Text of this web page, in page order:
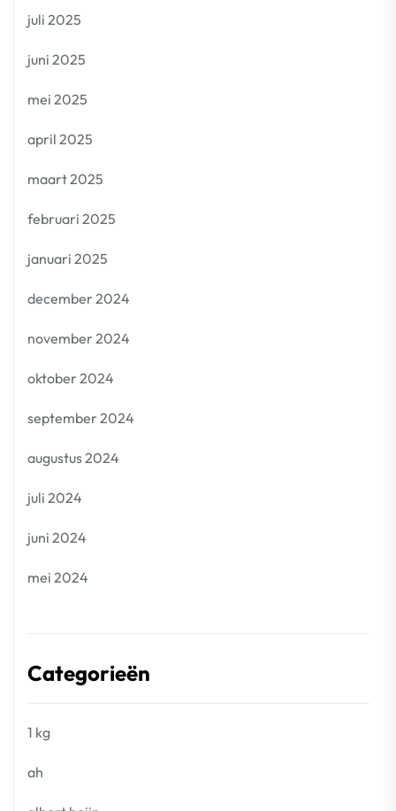
juli 2025
juni 2025
mei 2025
april 2025
maart 2025
februari 2025
januari 2025
december 2024
november 2024
oktober 2024
september 2024
augustus 2024
juli 2024
juni 2024
mei 2024
Categorieën
1 kg
ah